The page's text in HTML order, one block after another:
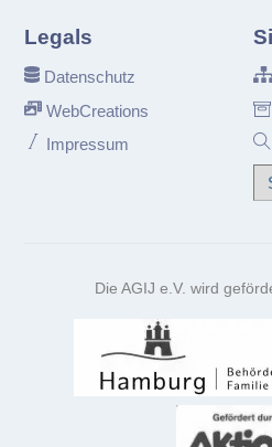
Legals
Datenschutz
WebCreations
Impressum
Die AGIJ e.V. wird